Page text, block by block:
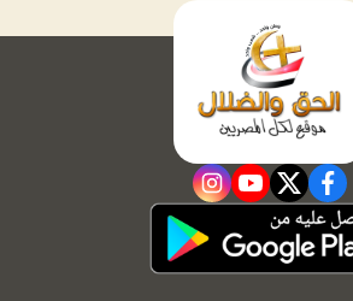
facebook
twitter
youtube
instagram